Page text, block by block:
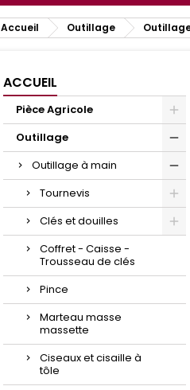
Accueil Outillage
ACCUEIL
Pièce Agricole
Outillage
Outillage à main
Tournevis
Clés et douilles
Coffret - Caisse -
Trousseau de clés
Pince
Marteau masse
massette
Ciseaux et cisaille à
tôle